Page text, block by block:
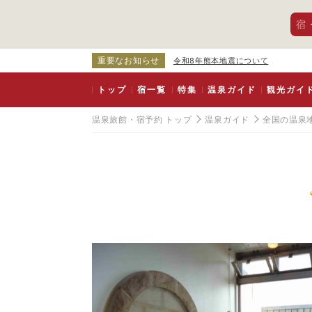
宿
重要なお知らせ 令和8年熊本地震について
トップ 宿一覧 特集 温泉ガイド 観光ガイ
温泉旅館・宿予約 トップ 温泉ガイド 全国の温泉